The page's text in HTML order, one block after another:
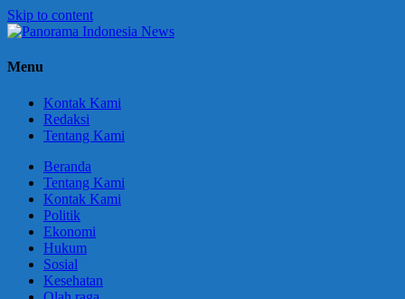
Skip to content
Panorama
Berani
Menu
Kontak Kami
Redaksi
Tentang Kami
Beranda
Tentang Kami
Kontak Kami
Politik
Ekonomi
Hukum
Sosial
Kesehatan